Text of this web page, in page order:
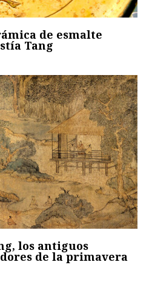
de esmalte
Tang
los antiguos
de la primavera